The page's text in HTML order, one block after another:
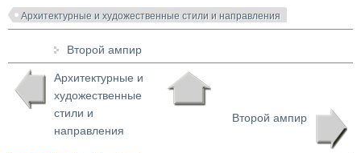
Архитектурные и художественные стили и направления
Второй ампир
Архитектурные и
художественные
стили и
направления
Второй ампир